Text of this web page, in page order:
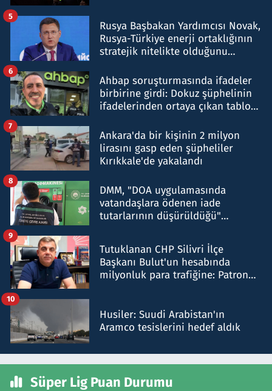
Rusya Başbakan Yardımcısı Novak,
Rusya-Türkiye enerji ortaklığının
stratejik nitelikte olduğunu
5
Ahbap soruşturmasında ifadeler
birbirine girdi: Dokuz şüphelinin
ifadelerinden ortaya çıkan tablo
6
Ankara'da bir kişinin 2 milyon
lirasını gasp eden şüpheliler
Kırıkkale'de yakalandı
7
DMM, "DOA uygulamasında
vatandaşlara ödenen iade
tutarlarının düşürüldüğü"
8
Tutuklanan CHP Silivri İlçe
Başkanı Bulut'un hesabında
milyonluk para trafiğine: Patron
9
Husiler: Suudi Arabistan'ın
Aramco tesislerini hedef aldık
10
Süper Lig Puan Durumu